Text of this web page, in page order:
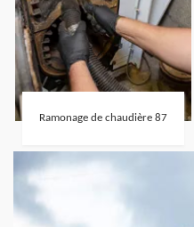
Ramonage de chaudière 87